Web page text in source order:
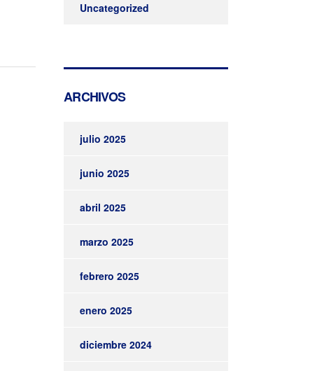
Uncategorized
ARCHIVOS
julio 2025
junio 2025
abril 2025
marzo 2025
febrero 2025
enero 2025
diciembre 2024